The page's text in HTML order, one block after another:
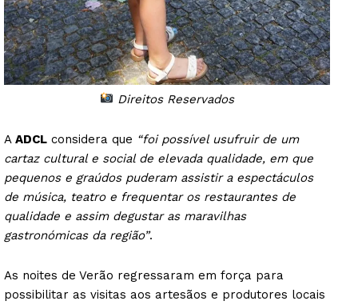
Direitos Reservados
A ADCL considera que “foi possível usufruir de um
cartaz cultural e social de elevada qualidade, em que
pequenos e graúdos puderam assistir a espectáculos
de música, teatro e frequentar os restaurantes de
qualidade e assim degustar as maravilhas
gastronómicas da região”.
As noites de Verão regressaram em força para
possibilitar as visitas aos artesãos e produtores locais